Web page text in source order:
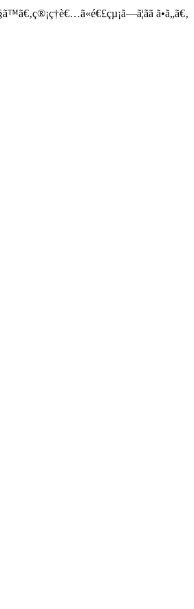
ã•ã„ã€‚